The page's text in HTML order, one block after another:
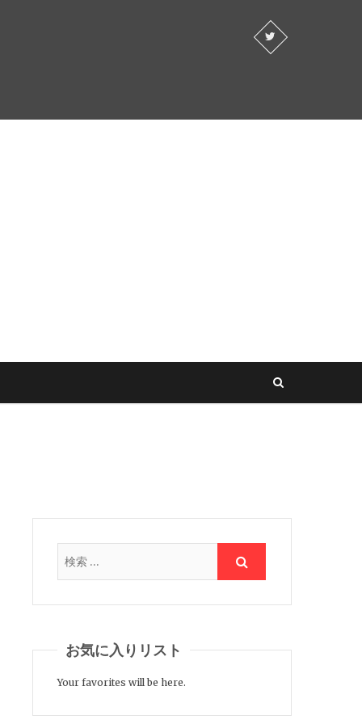
お気に入りリスト
Your favorites will be here.